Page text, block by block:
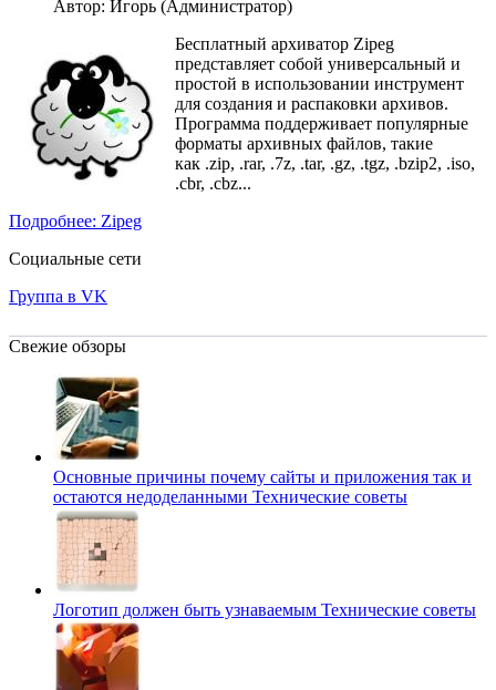
Автор: Игорь (Администратор)
Бесплатный архиватор Zipeg
представляет собой универсальный и
простой в использовании инструмент
для создания и распаковки архивов.
Программа поддерживает популярные
форматы архивных файлов, такие
как .zip, .rar, .7z, .tar, .gz, .tgz, .bzip2, .iso,
.cbr, .cbz...
Подробнее: Zipeg
Социальные сети
Группа в VK
Свежие обзоры
Основные причины почему сайты и приложения так и
остаются недоделанными Технические советы
Логотип должен быть узнаваемым Технические советы